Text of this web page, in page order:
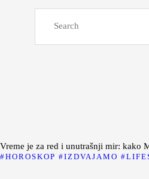
Vreme je za red i unutrašnji mir: kako
HOROSKOP IZDVAJAMO